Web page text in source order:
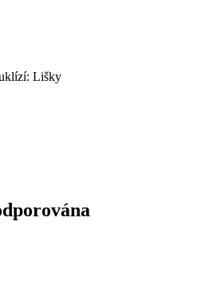
Lišky